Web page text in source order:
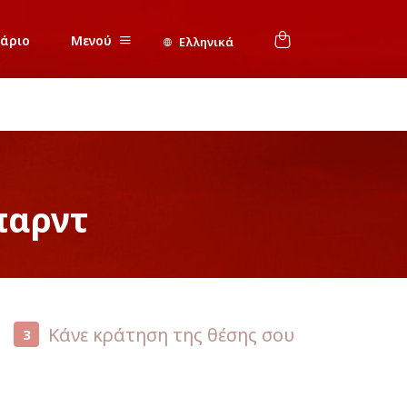
Μενού Ελληνικά
3 Κάνε κράτηση της θέσης σου